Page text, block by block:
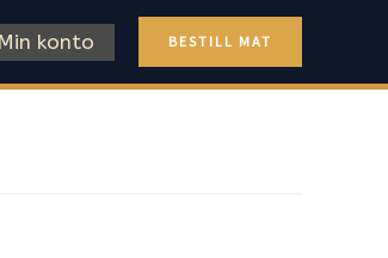
Min konto BESTILL MAT